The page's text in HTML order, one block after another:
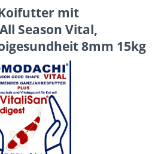
mit
Season Vital,
8mm 15kg